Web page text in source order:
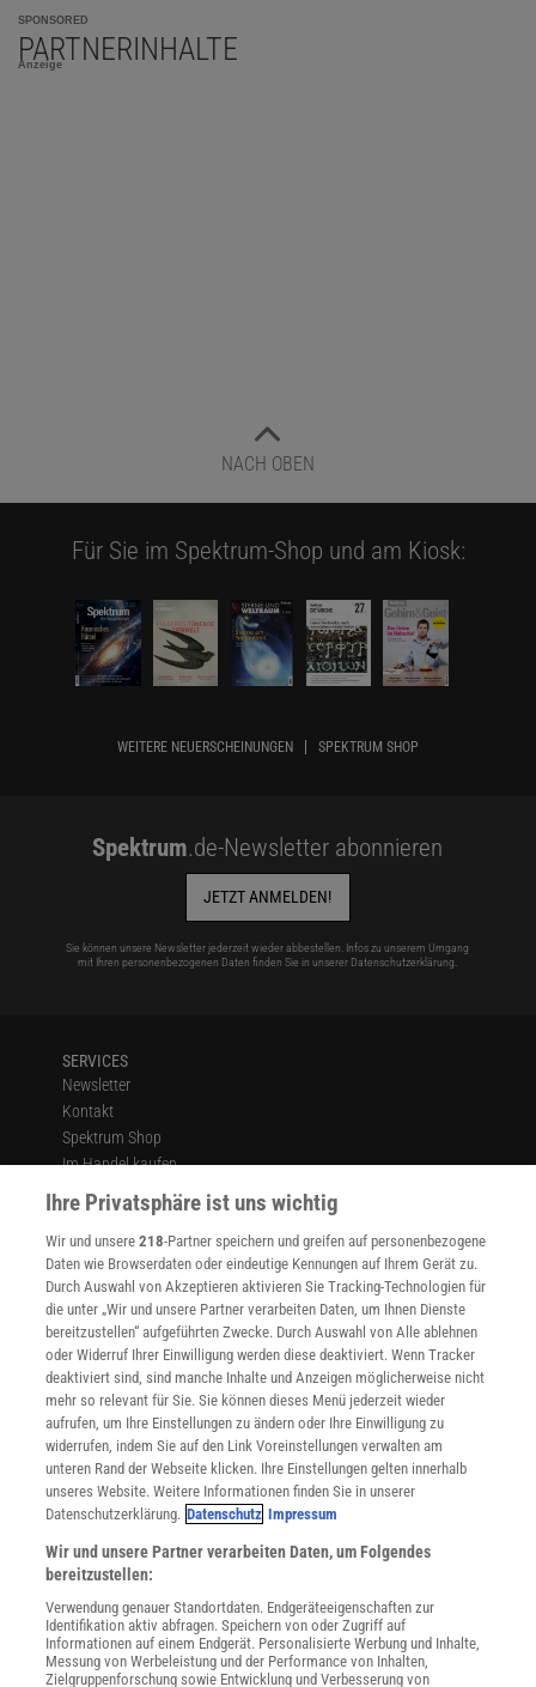
SPONSORED
PARTNERINHALTE
Anzeige
NACH OBEN
Für Sie im Spektrum-Shop und am Kiosk:
WEITERE NEUERSCHEINUNGEN SPEKTRUM SHOP
Spektrum.de-Newsletter abonnieren
JETZT ANMELDEN!
Sie können unsere Newsletter jederzeit wieder abbestellen. Infos zu unserem Umgang
mit Ihren personenbezogenen Daten finden Sie in unserer Datenschutzerklärung
SERVICES
Newsletter
Kontakt
Spektrum Shop
Im Handel kaufen
Presse
Verträge kündigen
Widerruf
INFO
Mediadaten
Datenschutz
Nutzungsbedingungen
Cookie-Einstellungen
Utiq verwalten
Nutzungsbasierte Onlinewerbung
Alle Artikel
Impressum
Angebote für Schulen
Angebote für Institutionen
Sprachen lernen mit Gymglish
Lexika
Für Spektrum schreiben
Ihre Privatsphäre ist uns wichtig
Wir und unsere218-Partner speichern und greifen auf personenbezogene
Daten wie Browserdaten oder eindeutige Kennungen auf Ihrem Gerät zu.
Durch Auswahl von Akzeptieren aktivieren Sie Tracking-Technologien für
die unter „Wir und unsere Partner verarbeiten Daten, um Ihnen Dienste
bereitzustellen“ aufgeführten Zwecke. Durch Auswahl von Alle ablehnen
oder Widerruf Ihrer Einwilligung werden diese deaktiviert. Wenn Tracker
deaktiviert sind, sind manche Inhalte und Anzeigen möglicherweise nicht
mehr so relevant für Sie. Sie können dieses Menü jederzeit wieder
aufrufen, um Ihre Einstellungen zu ändern oder Ihre Einwilligung zu
widerrufen, indem Sie auf den Link Voreinstellungen verwalten am
unteren Rand der Webseite klicken. Ihre Einstellungen gelten innerhalb
unseres Website. Weitere Informationen finden Sie in unserer
Datenschutzerklärung. Datenschutz Impressum
Wir und unsere Partner verarbeiten Daten, um Folgendes
bereitzustellen:
Verwendung genauer Standortdaten. Endgeräteeigenschaften zur
Identifikation aktiv abfragen. Speichern von oder Zugriff auf
Informationen auf einem Endgerät. Personalisierte Werbung und Inhalte,
Messung von Werbeleistung und der Performance von Inhalten,
Zielgruppenforschung sowie Entwicklung und Verbesserung von